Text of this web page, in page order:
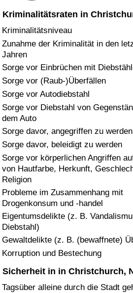
Kriminalitätsraten in
Kriminalitätsniveau
Zunahme der Kriminalität in den
Jahren
Sorge vor Einbrüchen mit
Sorge vor (Raub-)Überfällen
Sorge vor Autodiebstahl
Sorge vor Diebstahl von
dem Auto
Sorge davor, angegriffen zu werden
Sorge davor, beleidigt zu werden
Sorge vor körperlichen Angriffen
von Hautfarbe, Herkunft,
Religion
Probleme im Zusammenhang mit
Drogenkonsum und -handel
Eigentumsdelikte (z. B.
Diebstahl)
Gewaltdelikte (z. B. (bewaffnete)
Korruption und Bestechung
Sicherheit in in Christchurch,
Tagsüber alleine durch die Stadt
Kriminalitäts-Index (aktuell)
Kriminalitäts-Index
Kriminalitätsindex nach Land
Gesundheitsversorgung
Gesundheitsversorgungs-Index
Gesundheitsversorgungs-Index
Gesundheitsversorgungs-Index
Umweltverschmutzung
Umweltverschmutzungs-Index
Verschmutzungsindex
Umweltverschmutzungs-Index
Verkehr